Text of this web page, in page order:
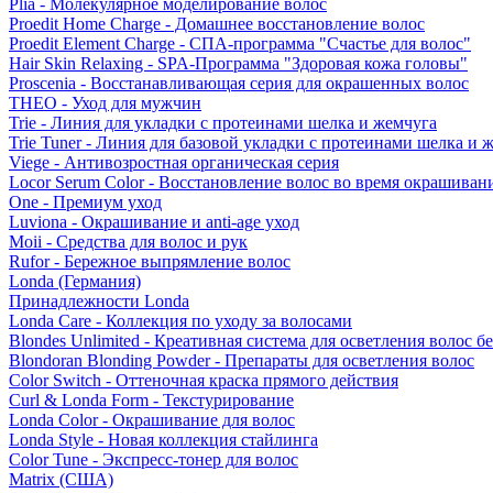
Plia - Молекулярное моделирование волос
Proedit Home Charge - Домашнее восстановление волос
Proedit Element Charge - СПА-программа "Счастье для волос"
Hair Skin Relaxing - SPA-Программа "Здоровая кожа головы"
Proscenia - Восстанавливающая серия для окрашенных волос
THEO - Уход для мужчин
Trie - Линия для укладки с протеинами шелка и жемчуга
Trie Tuner - Линия для базовой укладки с протеинами шелка и
Viege - Антивозростная органическая серия
Locor Serum Color - Восстановление волос во время
One - Премиум уход
Luviona - Окрашивание и anti-age уход
Moii - Средства для волос и рук
Rufor - Бережное выпрямление волос
Londa (Германия)
Принадлежности Londa
Londa Care - Коллекция по уходу за волосами
Blondes Unlimited - Креативная система для осветления волос
Blondoran Blonding Powder - Препараты для осветления волос
Color Switch - Оттеночная краска прямого действия
Curl & Londa Form - Текстурирование
Londa Color - Окрашивание для волос
Londa Style - Новая коллекция стайлинга
Color Tune - Экспресс-тонер для волос
Matrix (США)